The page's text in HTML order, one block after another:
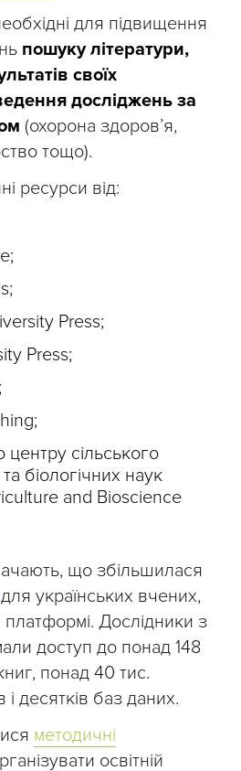
для підвищення
пошуку літератури,
своїх
досліджень за
(охорона здоров’я,
тощо).
ресурси від:
Press;
Press;
сільського
біологічних наук
and Bioscience
що збільшилася
для українських вчених,
платформі. Дослідники з
доступ до понад 148
понад 40 тис.
десятків баз даних.
методичні
освітній